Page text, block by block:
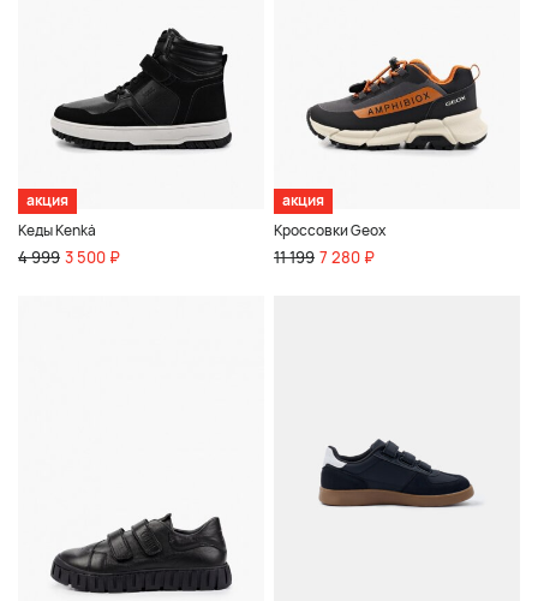
акция
Кеды Kenkä
4 999 3 500 ₽
акция
Кроссовки Geox
11 199 7 280 ₽